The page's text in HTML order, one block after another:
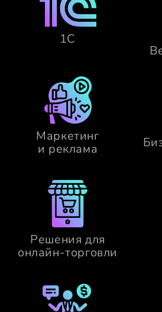
1С
Маркетинг
и реклама
Решения для
онлайн-торговли